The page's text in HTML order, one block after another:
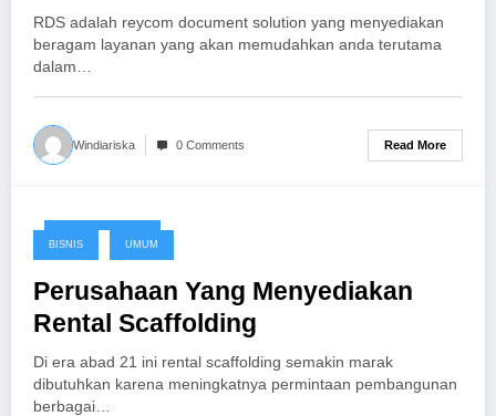
RDS adalah reycom document solution yang menyediakan
beragam layanan yang akan memudahkan anda terutama
dalam…
Windiariska 0 Comments Read More
August 29, 2016
BISNIS UMUM
Perusahaan Yang Menyediakan
Rental Scaffolding
Di era abad 21 ini rental scaffolding semakin marak
dibutuhkan karena meningkatnya permintaan pembangunan
berbagai…